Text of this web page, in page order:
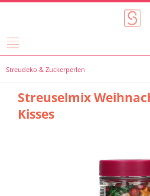
Streudeko & Zuckerperlen
Streuselmix
Kisses